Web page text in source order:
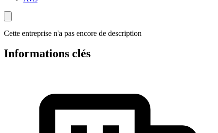
Cette entreprise n'a pas encore de description
Informations clés